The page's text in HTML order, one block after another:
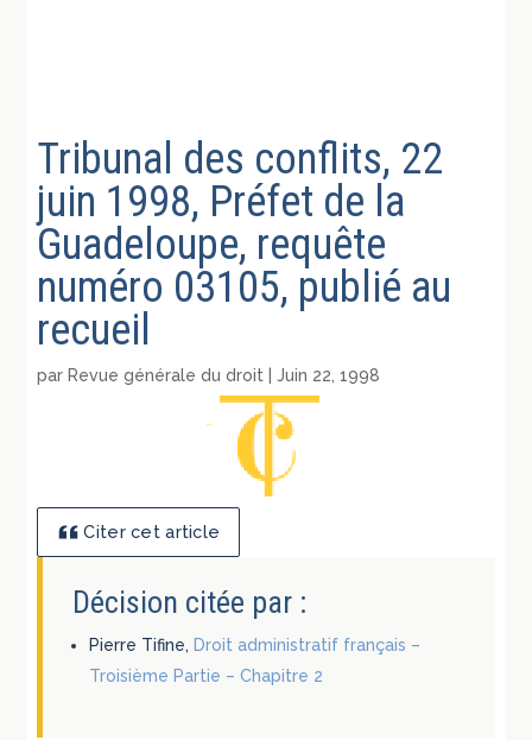
Tribunal des conflits, 22
juin 1998, Préfet de la
Guadeloupe, requête
numéro 03105, publié au
recueil
par Revue générale du droit |Juin 22, 1998
Citer cet article
Décision citée par :
Pierre Tifine, Droit administratif français –
Troisième Partie – Chapitre 2